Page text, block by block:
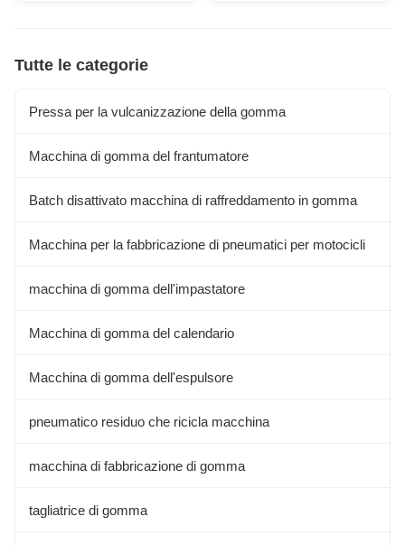
Tutte le categorie
Pressa per la vulcanizzazione della gomma
Macchina di gomma del frantumatore
Batch disattivato macchina di raffreddamento in gomma
Macchina per la fabbricazione di pneumatici per motocicli
macchina di gomma dell'impastatore
Macchina di gomma del calendario
Macchina di gomma dell'espulsore
pneumatico residuo che ricicla macchina
macchina di fabbricazione di gomma
tagliatrice di gomma